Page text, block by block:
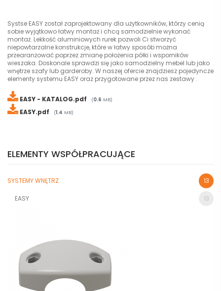
Systse EASY został zaprojektowany dla użytkowników, którzy cenią
sobie wyjątkowo łatwy montaż i chcą samodzielnie wykonać
montaż. Lekkość aluminiowych rurek pozwoli Ci stworzyć
niepowtarzalne konstrukcje, które w łatwy sposób można
przearanżować poprzez zmianę położenia półki i wsporników
wieszaka. Doskonale sprawdzi się jako samodzielny mebel lub jako
wnętrze szafy lub garderoby. W naszej ofercie znajdziesz pojedyncze
elementy systemu EASY oraz przygotowane przez nas zestawy .
EASY - KATALOG.pdf (0.6 MB)
EASY.pdf (1.4 MB)
ELEMENTY WSPÓŁPRACUJĄCE
SYSTEMY WNĘTRZ 13
EASY 13